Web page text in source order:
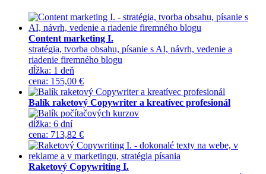
Content marketing I.
stratégia, tvorba obsahu, písanie s AI, návrh, vedenie a
riadenie firemného blogu
dĺžka: 1 deň
cena: 155,00 €
Balík raketový Copywriter a kreatívec profesionál
dĺžka: 6 dní
cena: 713,82 €
Raketový Copywriting I.